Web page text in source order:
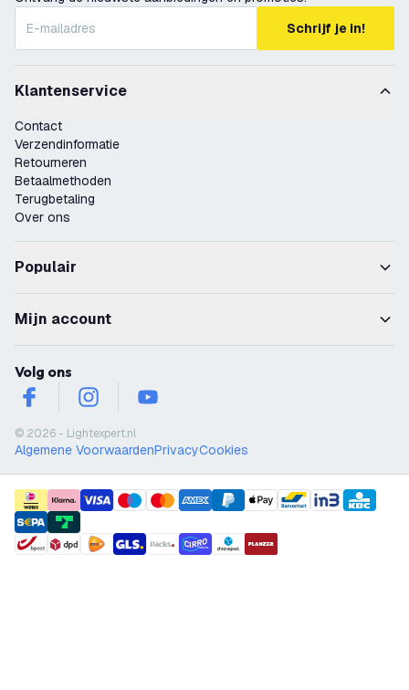
Schrijf je in!
Klantenservice
Contact
Verzendinformatie
Retourneren
Betaalmethoden
Terugbetaling
Over ons
Populair
Mijn account
Volg ons
facebookinstagramyoutube
© 2026 - Lightexpert.nl
Algemene VoorwaardenPrivacyCookies
payment methods
shipment methods